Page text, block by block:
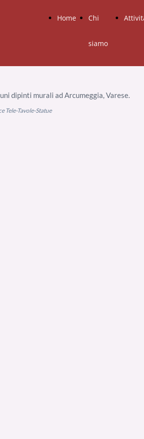
Home Chi
siamo
dipinti murali ad Arcumeggia, Varese.
Tele-Tavole-Statue